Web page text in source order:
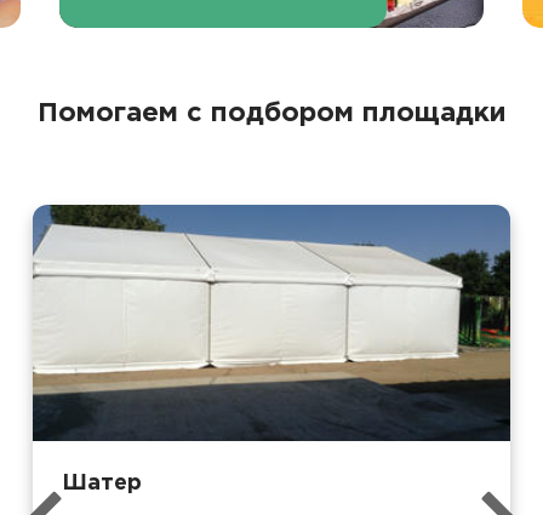
Помогаем с подбором площадки
Шатер